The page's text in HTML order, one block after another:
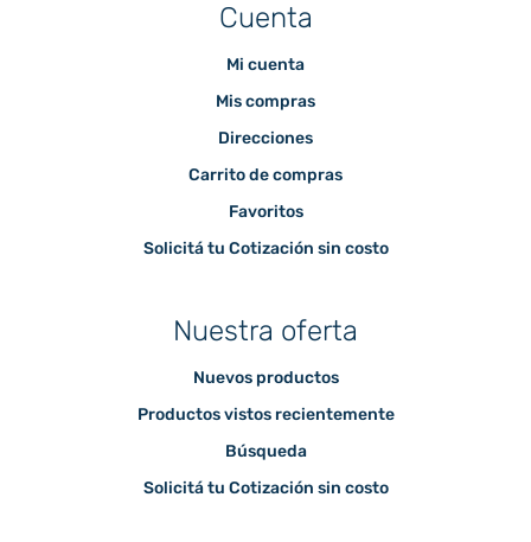
Cuenta
Mi cuenta
Mis compras
Direcciones
Carrito de compras
Favoritos
Solicitá tu Cotización sin costo
Nuestra oferta
Nuevos productos
Productos vistos recientemente
Búsqueda
Solicitá tu Cotización sin costo